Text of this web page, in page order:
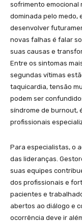
sofrimento emocional
dominada pelo medo,
desenvolver
novas falhas é falar
suas causas e
Entre os sintomas
segundas vítimas
taquicardia, tensão
podem ser
síndrome de burnout,
profissionais
Para especialistas, o
das lideranças.
suas equipes
dos profissionais e
pacientes e
abertos ao diálogo e
ocorrência deve ir